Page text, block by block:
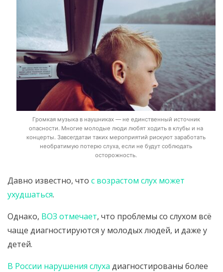
Громкая музыка в наушниках — не единственный источник
опасности. Многие молодые люди любят ходить в клубы и на
концерты. Завсегдатаи таких мероприятий рискуют заработать
необратимую потерю слуха, если не будут соблюдать
осторожность.
Давно известно, что с возрастом слух может
ухудшаться.
Однако, ВОЗ отмечает, что проблемы со слухом всё
чаще диагностируются у молодых людей, и даже у
детей.
В России нарушения слуха диагностированы более